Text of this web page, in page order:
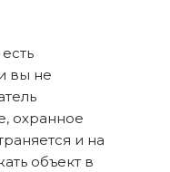
вы не
охранное
и на
объект в